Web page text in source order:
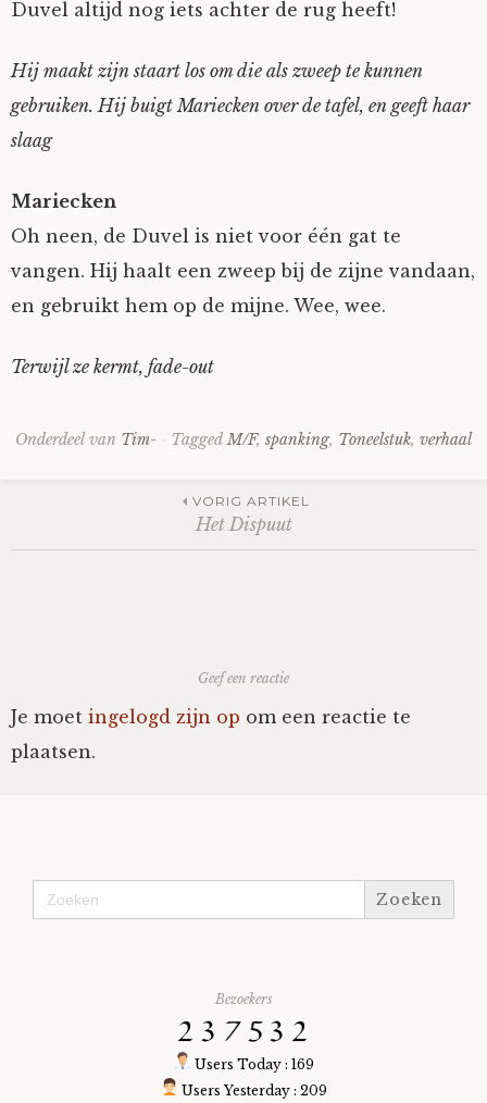
Duvel altijd nog iets achter de rug heeft!
Hij maakt zijn staart los om die als zweep te kunnen
gebruiken. Hij buigt Mariecken over de tafel, en geeft haar
slaag
Mariecken
Oh neen, de Duvel is niet voor één gat te
vangen. Hij haalt een zweep bij de zijne vandaan,
en gebruikt hem op de mijne. Wee, wee.
Terwijl ze kermt, fade-out
Onderdeel van Tim- Tagged M/F, spanking, Toneelstuk, verhaal
VORIG ARTIKEL
Het Dispuut
Geef een reactie
Je moet ingelogd zijn op om een reactie te
plaatsen.
Zoek
naar:
Bezoekers
Users Today : 169
Users Yesterday : 209